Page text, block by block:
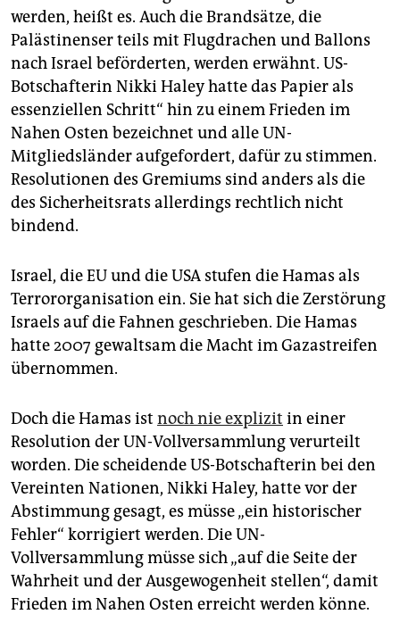
werden, heißt es. Auch die Brandsätze, die
Palästinenser teils mit Flugdrachen und Ballons
nach Israel beförderten, werden erwähnt. US-
Botschafterin Nikki Haley hatte das Papier als
essenziellen Schritt“ hin zu einem Frieden im
Nahen Osten bezeichnet und alle UN-
Mitgliedsländer aufgefordert, dafür zu stimmen.
Resolutionen des Gremiums sind anders als die
des Sicherheitsrats allerdings rechtlich nicht
bindend.
Israel, die EU und die USA stufen die Hamas als
Terrororganisation ein. Sie hat sich die Zerstörung
Israels auf die Fahnen geschrieben. Die Hamas
hatte 2007 gewaltsam die Macht im Gazastreifen
übernommen.
Doch die Hamas ist noch nie explizit in einer
Resolution der UN-Vollversammlung verurteilt
worden. Die scheidende US-Botschafterin bei den
Vereinten Nationen, Nikki Haley, hatte vor der
Abstimmung gesagt, es müsse „ein historischer
Fehler“ korrigiert werden. Die UN-
Vollversammlung müsse sich „auf die Seite der
Wahrheit und der Ausgewogenheit stellen“, damit
Frieden im Nahen Osten erreicht werden könne.